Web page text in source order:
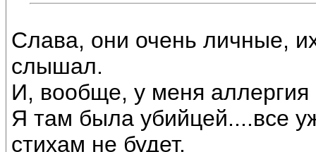
Слава, они очень личные,
слышал.
И, вообще, у меня
Я там была убийцей....все
стихам не будет.